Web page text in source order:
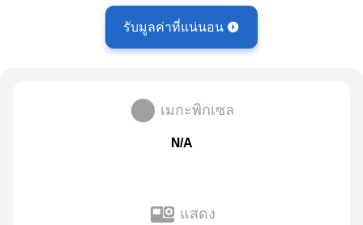
รับมูลค่าที่แน่นอน
เมกะพิกเซล
N/A
แสดง